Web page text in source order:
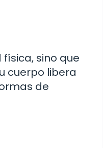
sino que
cuerpo libera
de